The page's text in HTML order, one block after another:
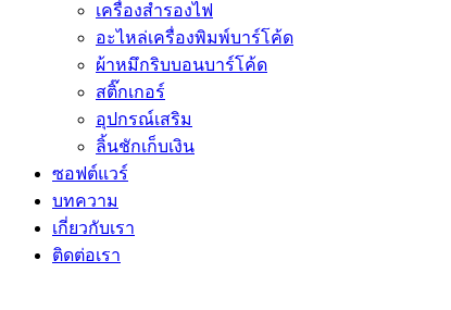
เครื่องสำรองไฟ
อะไหล่เครื่องพิมพ์บาร์โค้ด
ผ้าหมึกริบบอนบาร์โค้ด
สติ๊กเกอร์
อุปกรณ์เสริม
ลิ้นชักเก็บเงิน
ซอฟต์แวร์
บทความ
เกี่ยวกับเรา
ติดต่อเรา